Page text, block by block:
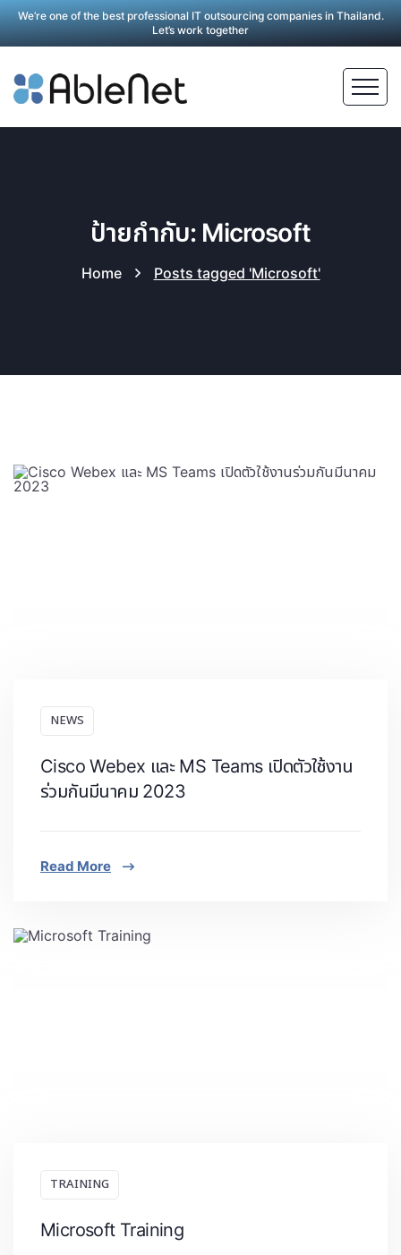
We’re one of the best professional IT outsourcing companies in Thailand.
Let’s work together
ป้ายกำกับ: Microsoft
Home Posts tagged 'Microsoft'
NEWS
Cisco Webex และ MS Teams เปิดตัวใช้งาน
ร่วมกันมีนาคม 2023
Read More
TRAINING
Microsoft Training